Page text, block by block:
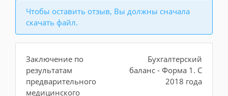
Чтобы оставить отзыв, Вы должны сначала
скачать файл.
Заключение по
результатам
предварительного
медицинского
Бухгалтерский
баланс - Форма 1. С
2018 года